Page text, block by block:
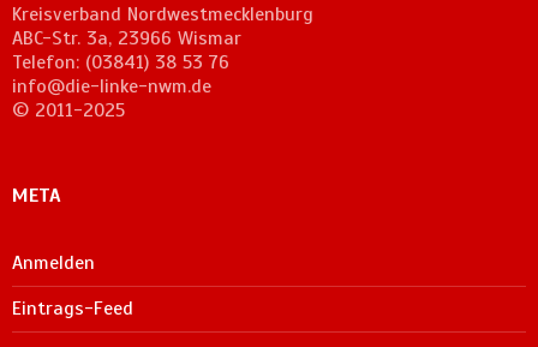
Kreisverband Nordwestmecklenburg
ABC-Str. 3a, 23966 Wismar
Telefon: (03841) 38 53 76
info@die-linke-nwm.de
© 2011-2025
META
Anmelden
Eintrags-Feed